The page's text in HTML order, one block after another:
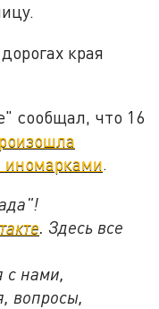
края
сообщал, что 16
иномарками
. Здесь все
с нами,
вопросы,